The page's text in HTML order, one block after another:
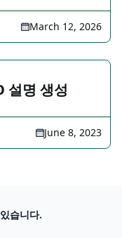
March 12, 2026
설명 생성
June 8, 2023
습니다.